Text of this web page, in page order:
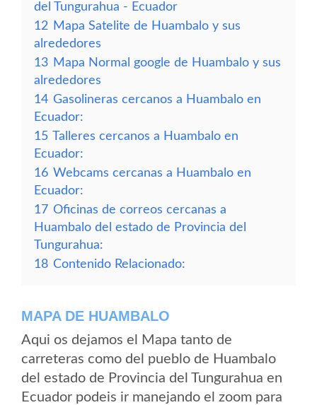
del Tungurahua - Ecuador
12 Mapa Satelite de Huambalo y sus
alrededores
13 Mapa Normal google de Huambalo y sus
alrededores
14 Gasolineras cercanos a Huambalo en
Ecuador:
15 Talleres cercanos a Huambalo en
Ecuador:
16 Webcams cercanas a Huambalo en
Ecuador:
17 Oficinas de correos cercanas a
Huambalo del estado de Provincia del
Tungurahua:
18 Contenido Relacionado:
MAPA DE HUAMBALO
Aqui os dejamos el Mapa tanto de
carreteras como del pueblo de Huambalo
del estado de Provincia del Tungurahua en
Ecuador podeis ir manejando el zoom para